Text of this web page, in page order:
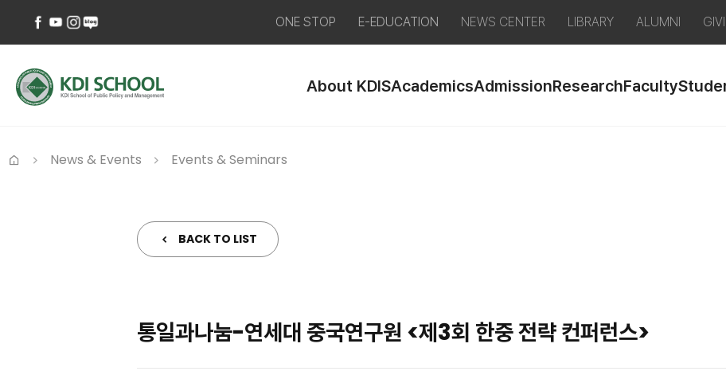
이
스
북
브
바
타
그
버
블
ONE STOP E-EDUCATION NEWS CENTER LIBRARY ALUMNI
About KDISAcademicsAdmissionResearchFaculty
News & Events Events & Seminars
BACK TO LIST
통일과나눔-연세대 중국연구원 <제3회 한중 전략 컨퍼런스>